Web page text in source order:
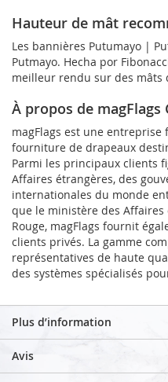
Hauteur de mât
Les bannières Putumayo |
Putmayo. Hecha por
meilleur rendu sur des mâts
À propos de magFlags
magFlags est une
fourniture de drapeaux
Parmi les principaux clients
Affaires étrangères, des
internationales du monde
que le ministère des Affaires
Rouge, magFlags fournit
clients privés. La gamme
représentatives de haute
des systèmes spécialisés
Plus d’information
Avis